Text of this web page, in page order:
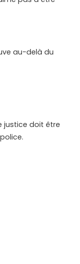
au-delà du
justice doit être